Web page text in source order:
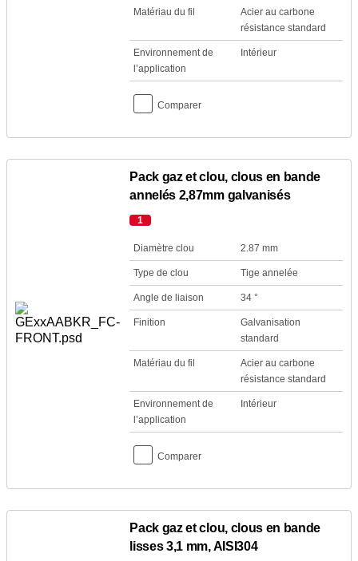
Matériau du fil
Acier au carbone
résistance standard
Environnement de
l’application
Intérieur
Comparer
Pack gaz et clou, clous en bande
annelés 2,87mm galvanisés
1
Diamètre clou 2.87 mm
Type de clou Tige annelée
Angle de liaison 34 °
Finition
Galvanisation
standard
Matériau du fil
Acier au carbone
résistance standard
Environnement de
l’application
Intérieur
Comparer
Pack gaz et clou, clous en bande
lisses 3,1 mm, AISI304